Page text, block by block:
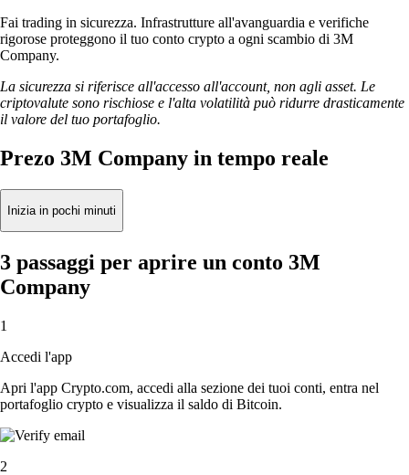
Fai trading in sicurezza. Infrastrutture all'avanguardia e verifiche
rigorose proteggono il tuo conto crypto a ogni scambio di 3M
Company.
La sicurezza si riferisce all'accesso all'account, non agli asset. Le
criptovalute sono rischiose e l'alta volatilità può ridurre drasticamente
il valore del tuo portafoglio.
Prezo 3M Company in tempo reale
Inizia in pochi minuti
3 passaggi per aprire un conto 3M
Company
1
Accedi l'app
Apri l'app Crypto.com, accedi alla sezione dei tuoi conti, entra nel
portafoglio crypto e visualizza il saldo di Bitcoin.
2